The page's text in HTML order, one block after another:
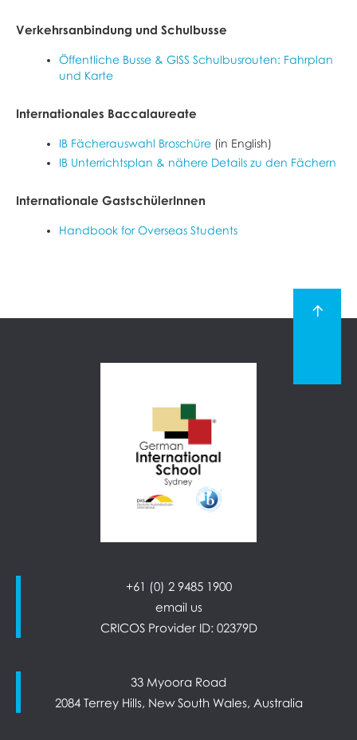
Verkehrsanbindung und Schulbusse
Öffentliche Busse & GISS Schulbusrouten: Fahrplan
und Karte
Internationales Baccalaureate
IB Fächerauswahl Broschüre (in English)
IB Unterrichtsplan & nähere Details zu den Fächern
Internationale GastschülerInnen
Handbook for Overseas Students
+61 (0) 2 9485 1900
email us
CRICOS Provider ID: 02379D
33 Myoora Road
2084 Terrey Hills, New South Wales, Australia